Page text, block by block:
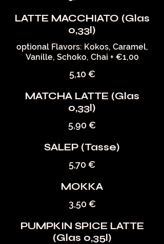
LATTE MACCHIATO (Glas
0,33l)
optional Flavors: Kokos, Caramel,
Vanille, Schoko, Chai + €1,00
5,10 €
MATCHA LATTE (Glas
0,33l)
5,90 €
SALEP (Tasse)
5,70 €
MOKKA
3,50 €
PUMPKIN SPICE LATTE
(Glas 0,35l)